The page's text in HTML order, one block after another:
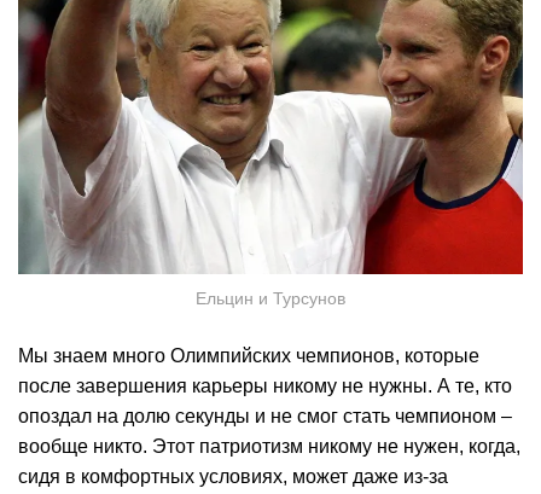
Ельцин и Турсунов
Мы знаем много Олимпийских чемпионов, которые
после завершения карьеры никому не нужны. А те, кто
опоздал на долю секунды и не смог стать чемпионом –
вообще никто. Этот патриотизм никому не нужен, когда,
сидя в комфортных условиях, может даже из-за